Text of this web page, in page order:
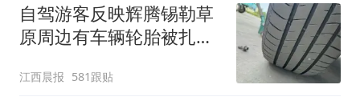
自驾游客反映辉腾锡勒草
原周边有车辆轮胎被扎，
元，官方发布情况通报
江西晨报 581跟贴